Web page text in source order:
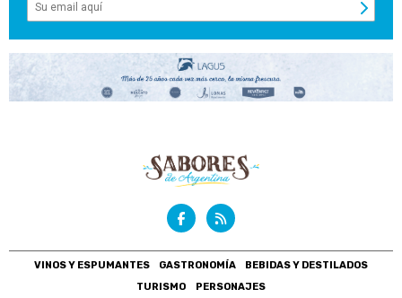
VINOS Y ESPUMANTES GASTRONOMÍA
BEBIDAS Y DESTILADOS
TURISMO
PERSONAJES